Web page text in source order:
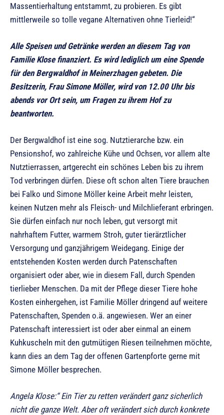
Massentierhaltung entstammt, zu probieren. Es gibt
mittlerweile so tolle vegane Alternativen ohne Tierleid!“
Alle Speisen und Getränke werden an diesem Tag von
Familie Klose finanziert. Es wird lediglich um eine Spende
für den Bergwaldhof in Meinerzhagen gebeten. Die
Besitzerin, Frau Simone Möller, wird von 12.00 Uhr bis
abends vor Ort sein, um Fragen zu ihrem Hof zu
beantworten.
Der Bergwaldhof ist eine sog. Nutztierarche bzw. ein
Pensionshof, wo zahlreiche Kühe und Ochsen, vor allem alte
Nutztierrassen, artgerecht ein schönes Leben bis zu ihrem
Tod verbringen dürfen. Diese oft schon alten Tiere brauchen
bei Falko und Simone Möller keine Arbeit mehr leisten,
keinen Nutzen mehr als Fleisch- und Milchlieferant erbringen.
Sie dürfen einfach nur noch leben, gut versorgt mit
nahrhaftem Futter, warmem Stroh, guter tierärztlicher
Versorgung und ganzjährigem Weidegang. Einige der
entstehenden Kosten werden durch Patenschaften
organisiert oder aber, wie in diesem Fall, durch Spenden
tierlieber Menschen. Da mit der Pflege dieser Tiere hohe
Kosten einhergehen, ist Familie Möller dringend auf weitere
Patenschaften, Spenden o.ä. angewiesen. Wer an einer
Patenschaft interessiert ist oder aber einmal an einem
Kuhkuscheln mit den gutmütigen Riesen teilnehmen möchte,
kann dies an dem Tag der offenen Gartenpforte gerne mit
Simone Möller besprechen.
Angela Klose:“ Ein Tier zu retten verändert ganz sicherlich
nicht die ganze Welt. Aber oft verändert sich durch konkrete